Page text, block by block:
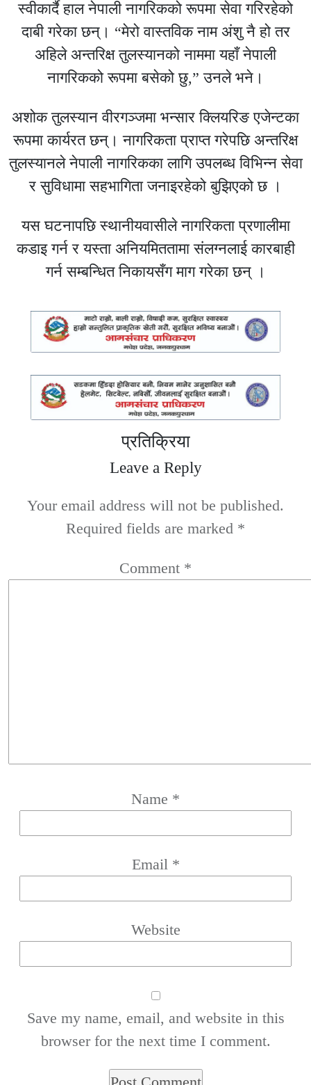
स्वीकार्दै हाल नेपाली नागरिकको रूपमा सेवा गरिरहेको
दाबी गरेका छन्। “मेरो वास्तविक नाम अंशु नै हो तर
अहिले अन्तरिक्ष तुलस्यानको नाममा यहाँ नेपाली
नागरिकको रूपमा बसेको छु,” उनले भने।
अशोक तुलस्यान वीरगञ्जमा भन्सार क्लियरिङ एजेन्टका
रूपमा कार्यरत छन्। नागरिकता प्राप्त गरेपछि अन्तरिक्ष
तुलस्यानले नेपाली नागरिकका लागि उपलब्ध विभिन्न सेवा
र सुविधामा सहभागिता जनाइरहेको बुझिएको छ ।
यस घटनापछि स्थानीयवासीले नागरिकता प्रणालीमा
कडाइ गर्न र यस्ता अनियमिततामा संलग्नलाई कारबाही
गर्न सम्बन्धित निकायसँग माग गरेका छन् ।
प्रतिक्रिया
Leave a Reply
Your email address will not be published.
Required fields are marked *
Comment *
Name *
Email *
Website
Save my name, email, and website in this
browser for the next time I comment.